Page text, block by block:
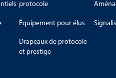
protocole
Équipement pour élus
Drapeaux de protocole
et prestige